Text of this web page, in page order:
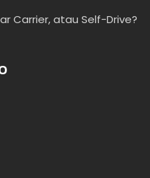
Carrier, atau Self-Drive?